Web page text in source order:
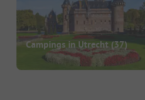
Campings in Utrecht(37)